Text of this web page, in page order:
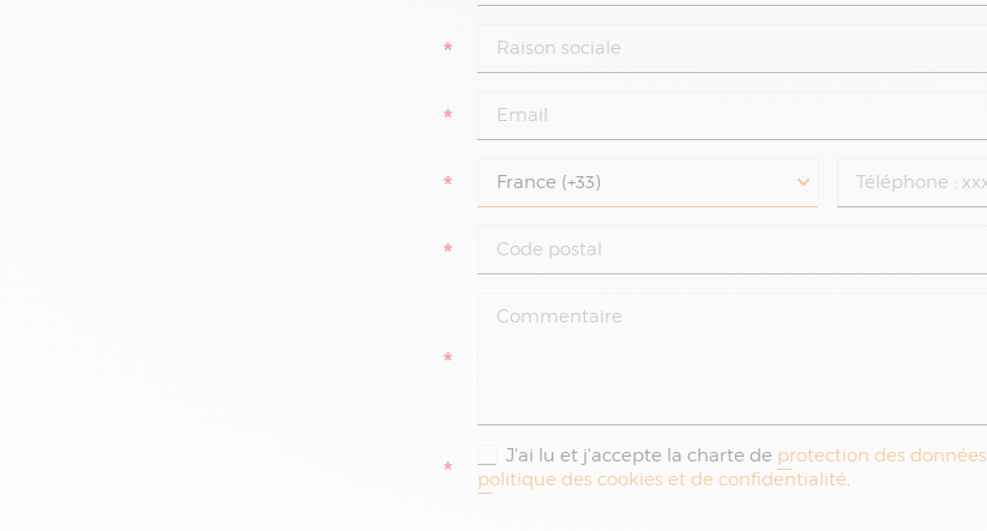
*
*
*
*
*
*
J'ai lu et j'accepte la charte de protection des données
politique des cookies et de confidentialité.